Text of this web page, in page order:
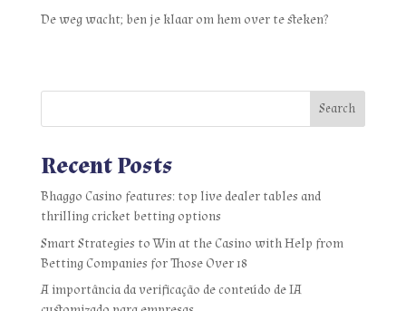
De weg wacht; ben je klaar om hem over te steken?
Search
Recent Posts
Bhaggo Casino features: top live dealer tables and
thrilling cricket betting options
Smart Strategies to Win at the Casino with Help from
Betting Companies for Those Over 18
A importância da verificação de conteúdo de IA